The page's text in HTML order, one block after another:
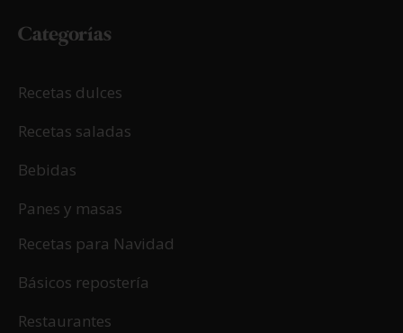
Categorías
Recetas dulces
Recetas saladas
Bebidas
Panes y masas
Recetas para Navidad
Básicos repostería
Restaurantes